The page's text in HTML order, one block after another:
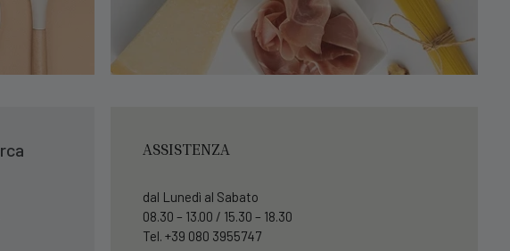
ASSISTENZA
dal Lunedì al Sabato
08.30 – 13.00 / 15.30 – 18.30
Tel. +39 080 3955747